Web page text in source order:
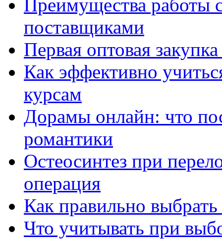
Преимущества работы
поставщиками
Первая оптовая
Как эффективно
курсам
Дорамы онлайн: что
романтики
Остеосинтез при
операция
Как правильно
Что учитывать при